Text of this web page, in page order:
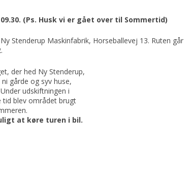
(Ps. Husk vi er gået over til Sommertid)
Stenderup Maskinfabrik, Horseballevej 13. Ruten går
der hed Ny Stenderup,
gårde og syv huse,
udskiftningen i
tid blev området brugt
at køre turen i bil.